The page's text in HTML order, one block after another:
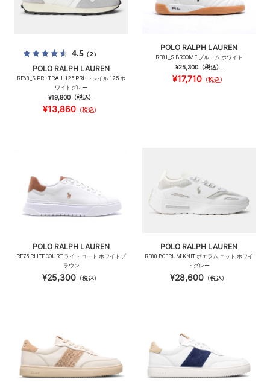
4.5（2）
POLO RALPH LAUREN
RE68_S PRL TRAIL 125 PRL トレイル 125 ホ
ワイトグレー
¥19,800（税込）
¥13,860（税込）
POLO RALPH LAUREN
RE81_S BROOME ブルーム ホワイト
¥25,300（税込）
¥17,710（税込）
POLO RALPH LAUREN
RE75 RLITE COURT ライト コート ホワイトブ
ラウン
¥25,300 （税込）
POLO RALPH LAUREN
RE80 BOERUM KNIT ボエラム ニット ホワイ
トグレー
¥28,600 （税込）